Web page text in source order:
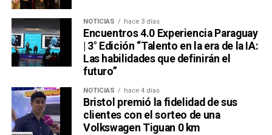
NOTICIAS hace 3 días
Encuentros 4.0 Experiencia Paraguay
| 3° Edición “Talento en la era de la IA:
Las habilidades que definirán el
futuro”
NOTICIAS hace 4 días
Bristol premió la fidelidad de sus
clientes con el sorteo de una
Volkswagen Tiguan 0 km